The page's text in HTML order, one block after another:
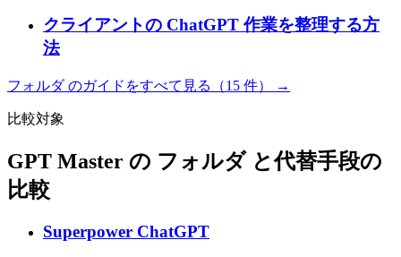
クライアントの ChatGPT 作業を整理する方
法
フォルダ のガイドをすべて見る（15 件） →
比較対象
GPT Master の フォルダ と代替手段の
比較
Superpower ChatGPT